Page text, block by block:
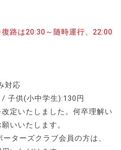
路は20:30～随時運行、22:00
対応
/ 子供(小中学生):130円
定いたしました。何卒理解い
いいたします。
ターズクラブ会員の方は、